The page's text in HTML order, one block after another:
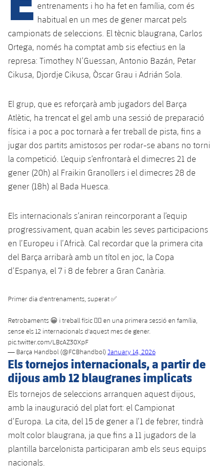
plusicon
més
Instal·lacions
Palau Blaugrana
Estadi Johan Cruyff
Barça Cafe
Ciutat Esportiva
La Masia
plusicon
més
Serveis Mèdics
Accessibilitat
Acreditacions
Instal·lacions
entrenaments i ho ha fet en família, com és
habitual en un mes de gener marcat pels
campionats de seleccions. El tècnic blaugrana, Carlos
Ortega, només ha comptat amb sis efectius en la
represa: Timothey N’Guessan, Antonio Bazán, Petar
Cikusa, Djordje Cikusa, Òscar Grau i Adrián Sola.
El grup, que es reforçarà amb jugadors del Barça
Atlètic, ha trencat el gel amb una sessió de preparació
física i a poc a poc tornarà a fer treball de pista, fins a
jugar dos partits amistosos per rodar-se abans no torni
la competició. L’equip s’enfrontarà el dimecres 21 de
gener (20h) al Fraikin Granollers i el dimecres 28 de
gener (18h) al Bada Huesca.
Els internacionals s’aniran reincorporant a l’equip
progressivament, quan acabin les seves participacions
en l’Europeu i l’Africà. Cal recordar que la primera cita
del Barça arribarà amb un títol en joc, la Copa
d’Espanya, el 7 i 8 de febrer a Gran Canària.
Primer dia d'entrenaments, superat ✅
Retrobaments 😀 i treball físic 🏋️‍♂️ en una primera sessió en família,
sense els 12 internacionals d'aquest mes de gener.
pic.twitter.com/LBcAZ30XpF
— Barça Handbol (@FCBhandbol) January 14, 2026
Els tornejos internacionals, a partir de
dijous amb 12 blaugranes implicats
Els tornejos de seleccions arranquen aquest dijous,
amb la inauguració del plat fort: el Campionat
d’Europa. La cita, del 15 de gener a l’1 de febrer, tindrà
molt color blaugrana, ja que fins a 11 jugadors de la
plantilla barcelonista participaran amb els seus equips
nacionals.